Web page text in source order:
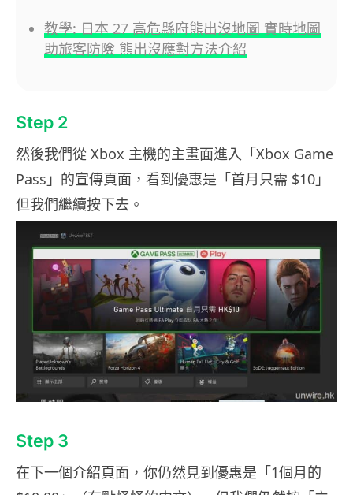
教學: 日本 27 高危縣府熊出沒地圖 實時地圖
助旅客防險 熊出沒應對方法介紹
Step 2
然後我們從 Xbox 主機的主畫面進入「Xbox Game
Pass」的宣傳頁面，看到優惠是「首月只需 $10」
但我們繼續按下去。
Step 3
在下一個介紹頁面，你仍然見到優惠是「1個月的